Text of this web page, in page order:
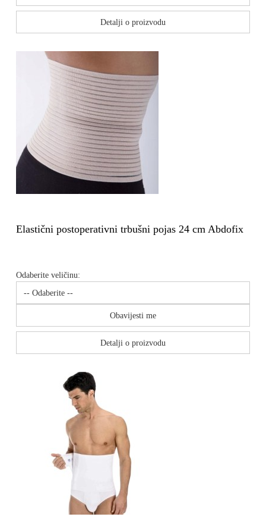
Detalji o proizvodu
Elastični postoperativni trbušni pojas 24 cm Abdofix
Odaberite veličinu:
Obavijesti me
Detalji o proizvodu